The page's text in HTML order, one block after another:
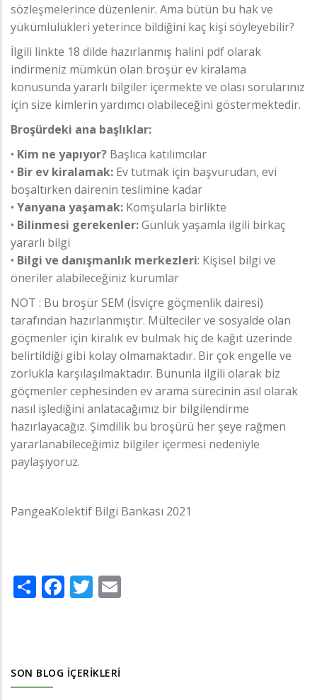
sözleşmelerince düzenlenir. Ama bütün bu hak ve
yükümlülükleri yeterince bildiğini kaç kişi söyleyebilir?
İlgili linkte 18 dilde hazırlanmış halini pdf olarak
indirmeniz mümkün olan broşür ev kiralama
konusunda yararlı bilgiler içermekte ve olası sorularınız
için size kimlerin yardımcı olabileceğini göstermektedir.
Broşürdeki ana başlıklar:
• Kim ne yapıyor? Başlıca katılımcılar
• Bir ev kiralamak: Ev tutmak için başvurudan, evi
boşaltırken dairenin teslimine kadar
• Yanyana yaşamak: Komşularla birlikte
• Bilinmesi gerekenler:Günlük yaşamla ilgili birkaç
yararlı bilgi
• Bilgi ve danışmanlık merkezleri: Kişisel bilgi ve
öneriler alabileceğiniz kurumlar
NOT : Bu broşür SEM (İsviçre göçmenlik dairesi)
tarafından hazırlanmıştır. Mülteciler ve sosyalde olan
göçmenler için kiralık ev bulmak hiç de kağıt üzerinde
belirtildiği gibi kolay olmamaktadır. Bir çok engelle ve
zorlukla karşılaşılmaktadır. Bununla ilgili olarak biz
göçmenler cephesinden ev arama sürecinin asıl olarak
nasıl işlediğini anlatacağımız bir bilgilendirme
hazırlayacağız. Şimdilik bu broşürü her şeye rağmen
yararlanabileceğimiz bilgiler içermesi nedeniyle
paylaşıyoruz.
PangeaKolektif Bilgi Bankası 2021
ShareFacebook
Twitter
SON BLOG İÇERIKLERI